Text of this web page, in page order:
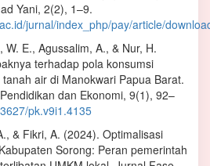
Yani, 2(2), 1–9.
jurnal/index_php/pay/article/
E., Agussalim, A., & Nur, H.
terhadap pola konsumsi
air di Manokwari Papua Barat.
dan Ekonomi, 9(1), 92–
pk.v9i1.4135
& Fikri, A. (2024). Optimalisasi
Sorong: Peran pemerintah